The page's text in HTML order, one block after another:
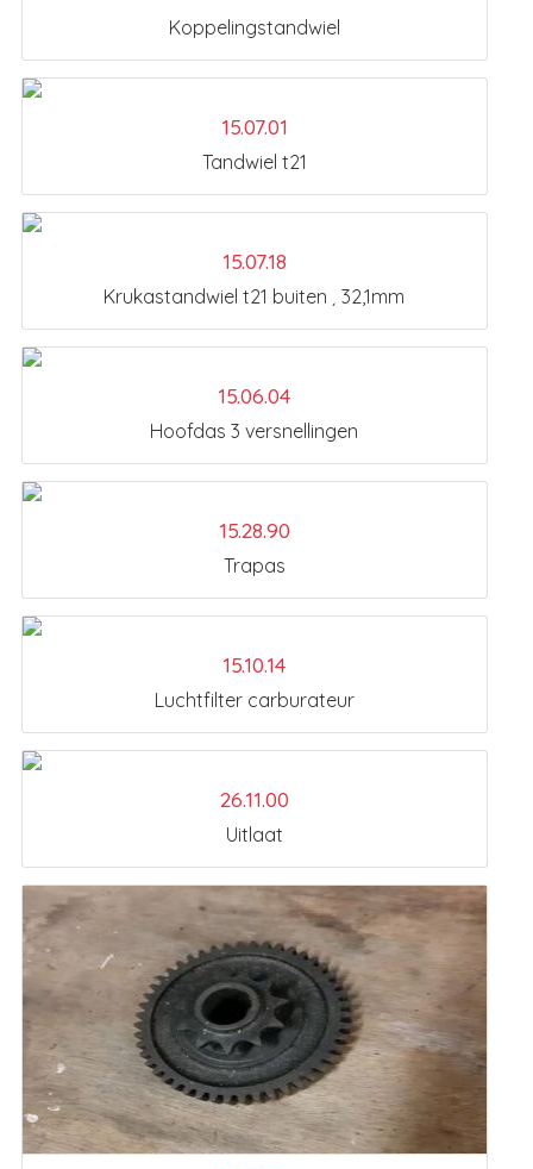
Koppelingstandwiel
15.07.01
Tandwiel t21
15.07.18
Krukastandwiel t21 buiten ¸ 32,1mm
15.06.04
Hoofdas 3 versnellingen
15.28.90
Trapas
15.10.14
Luchtfilter carburateur
26.11.00
Uitlaat